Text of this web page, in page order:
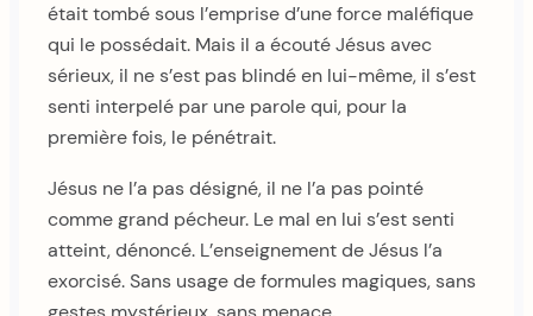
était tombé sous l’emprise d’une force maléfique
qui le possédait. Mais il a écouté Jésus avec
sérieux, il ne s’est pas blindé en lui-même, il s’est
senti interpelé par une parole qui, pour la
première fois, le pénétrait.
Jésus ne l’a pas désigné, il ne l’a pas pointé
comme grand pécheur. Le mal en lui s’est senti
atteint, dénoncé. L’enseignement de Jésus l’a
exorcisé. Sans usage de formules magiques, sans